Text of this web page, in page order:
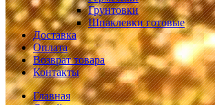
Грунтовки
Шпаклевки готовые
Доставка
Оплата
Возврат товара
Контакты
Главная